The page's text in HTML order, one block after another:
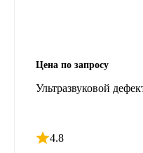
Цена по запросу
Ультразвуковой
4.8
Рейтинг 4.8 из 5